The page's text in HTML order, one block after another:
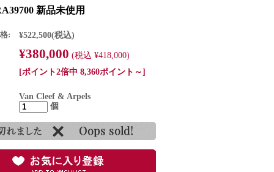
新品未使用
: ¥522,500(税込)
¥380,000 (税込 ¥418,000)
[ポイント2倍中 8,360ポイント～]
Van Cleef & Arpels
個